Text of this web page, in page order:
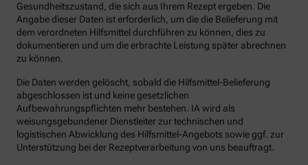
Gesundheitszustand, die sich aus Ihrem Rezept ergeben. Die
Angabe dieser Daten ist erforderlich, um die die Belieferung mit
dem verordneten Hilfsmittel durchführen zu können, dies zu
dokumentieren und um die erbrachte Leistung später abrechnen
zu können.
Die Daten werden gelöscht, sobald die Hilfsmittel-Belieferung
abgeschlossen ist und keine gesetzlichen
Aufbewahrungspflichten mehr bestehen. IA wird als
weisungsgebundener Dienstleiter zur technischen und
logistischen Abwicklung des Hilfsmittel-Angebots sowie ggf. zur
Unterstützung bei der Rezeptverarbeitung von uns beauftragt.